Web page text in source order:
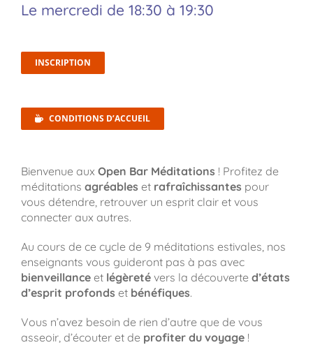
Le mercredi de 18:30 à 19:30
INSCRIPTION
CONDITIONS D’ACCUEIL
Bienvenue aux Open Bar Méditations ! Profitez de
méditations agréables et rafraîchissantes pour
vous détendre, retrouver un esprit clair et vous
connecter aux autres.
Au cours de ce cycle de 9 méditations estivales, nos
enseignants vous guideront pas à pas avec
bienveillanceet légèretévers la découverte d’états
d’esprit profonds et bénéfiques.
Vous n’avez besoin de rien d’autre que de vous
asseoir, d’écouter et de profiter du voyage!